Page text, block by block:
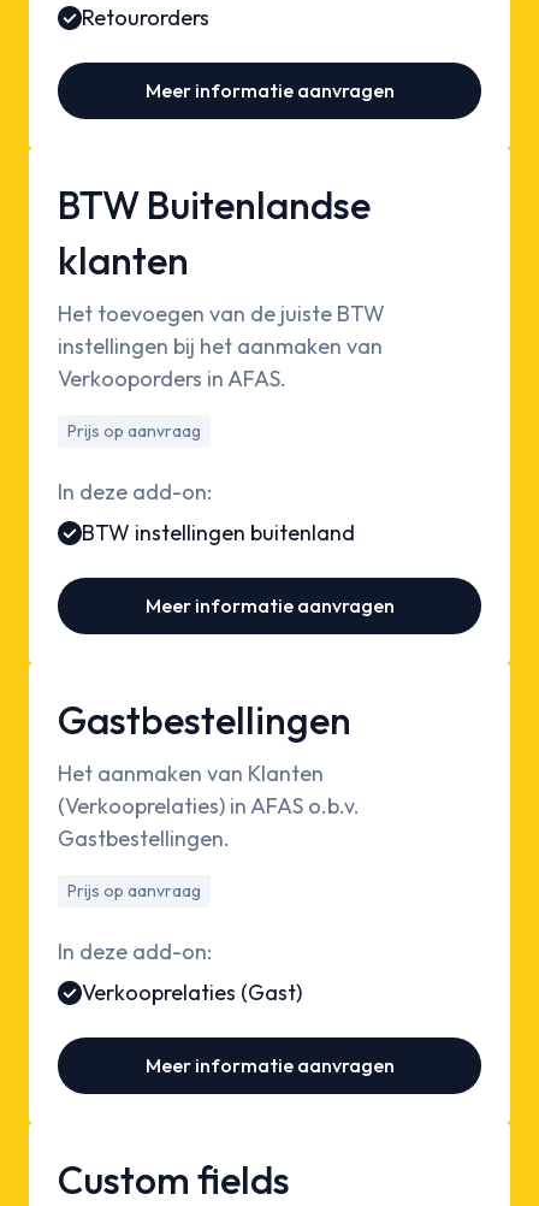
Retourorders
Meer informatie aanvragen
BTW Buitenlandse
klanten
Het toevoegen van de juiste BTW
instellingen bij het aanmaken van
Verkooporders in AFAS.
Prijs op aanvraag
In deze add-on:
BTW instellingen buitenland
Meer informatie aanvragen
Gastbestellingen
Het aanmaken van Klanten
(Verkooprelaties) in AFAS o.b.v.
Gastbestellingen.
Prijs op aanvraag
In deze add-on:
Verkooprelaties (Gast)
Meer informatie aanvragen
Custom fields